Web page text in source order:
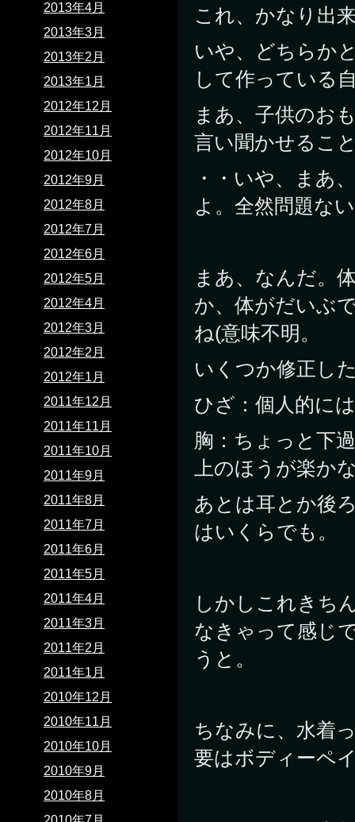
これ、かなり出
いや、どちらか
して作っている
まあ、子供のお
言い聞かせるこ
・・いや、まあ
よ。全然問題な
まあ、なんだ。
か、体がだいぶ
ね(意味不明。
いくつか修正し
ひざ：個人的に
胸：ちょっと下
上のほうが楽か
あとは耳とか後
はいくらでも。
しかしこれきち
なきゃって感じ
うと。
ちなみに、水着
要はボディーペ
2013年4月
2013年3月
2013年2月
2013年1月
2012年12月
2012年11月
2012年10月
2012年9月
2012年8月
2012年7月
2012年6月
2012年5月
2012年4月
2012年3月
2012年2月
2012年1月
2011年12月
2011年11月
2011年10月
2011年9月
2011年8月
2011年7月
2011年6月
2011年5月
2011年4月
2011年3月
2011年2月
2011年1月
2010年12月
2010年11月
2010年10月
2010年9月
2010年8月